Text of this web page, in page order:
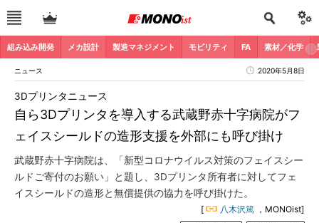
組み込み開発 メカ設計 製造マネジメント モビリティ FA 素材／化学
ニュース 2020年5月8日
自ら3Dプリンタを導入する武蔵野赤十字病院がフ
ェイスシールドの造形支援を外部にも呼び掛け
3Dプリンタニュース
武蔵野赤十字病院は、「新型コロナウイルス対策のフェイスシー
ルドご寄付のお願い」と題し、3Dプリンタ所有者に対してフェ
イスシールドの造形と無償提供の協力を呼び掛けた。
[ 八木沢篤 ，MONOist]